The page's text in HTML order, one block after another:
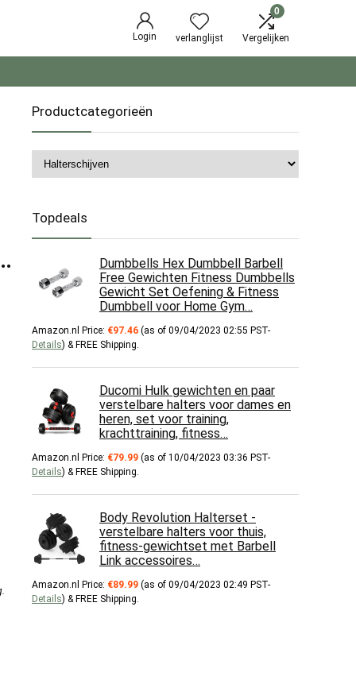
Login verlanglijst
0
Vergelijken
.
Productcategorieën
Topdeals
Dumbbells Hex Dumbbell Barbell
Free Gewichten Fitness Dumbbells
Gewicht Set Oefening & Fitness
Dumbbell voor Home Gym…
Amazon.nl Price: €97.46 (as of 09/04/2023 02:55 PST-
Details) & FREE Shipping.
Ducomi Hulk gewichten en paar
verstelbare halters voor dames en
heren, set voor training,
krachttraining, fitness…
Amazon.nl Price: €79.99 (as of 10/04/2023 03:36 PST-
Details) & FREE Shipping.
Body Revolution Halterset -
verstelbare halters voor thuis,
fitness-gewichtset met Barbell
Link accessoires…
Amazon.nl Price: €89.99 (as of 09/04/2023 02:49 PST-
Details) & FREE Shipping.